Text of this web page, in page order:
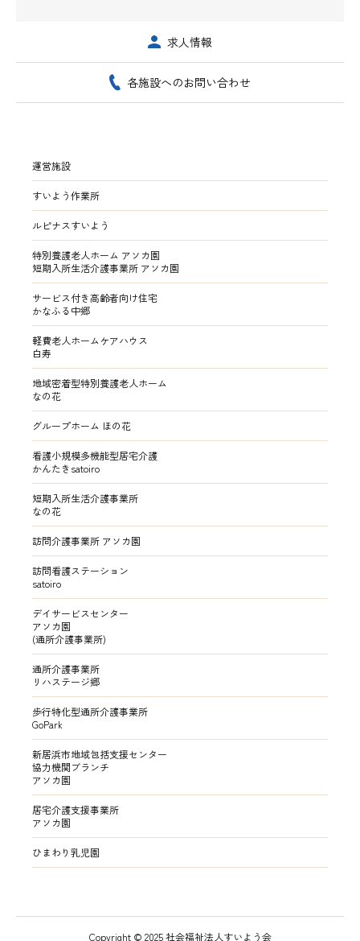
求人情報
各施設へのお問い合わせ
運営施設
すいよう作業所
ルピナスすいよう
特別養護老人ホーム アソカ園
短期入所生活介護事業所 アソカ園
サービス付き高齢者向け住宅
かなふる中郷
軽費老人ホームケアハウス
白寿
地域密着型特別養護老人ホーム
なの花
グループホーム ほの花
看護小規模多機能型居宅介護
かんたきsatoiro
短期入所生活介護事業所
なの花
訪問介護事業所 アソカ園
訪問看護ステーション
satoiro
デイサービスセンター
アソカ園
(通所介護事業所)
通所介護事業所
リハステージ郷
歩行特化型通所介護事業所
GoPark
新居浜市地域包括支援センター
協力機関ブランチ
アソカ園
居宅介護支援事業所
アソカ園
ひまわり乳児園
Copyright © 2025 社会福祉法人すいよう会